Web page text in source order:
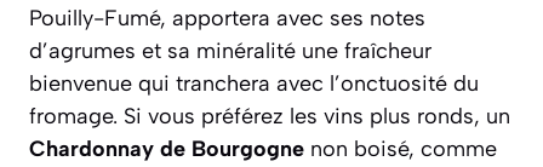
Pouilly-Fumé, apportera avec ses notes
d’agrumes et sa minéralité une fraîcheur
bienvenue qui tranchera avec l’onctuosité du
fromage. Si vous préférez les vins plus ronds, un
Chardonnay de Bourgogne non boisé, comme